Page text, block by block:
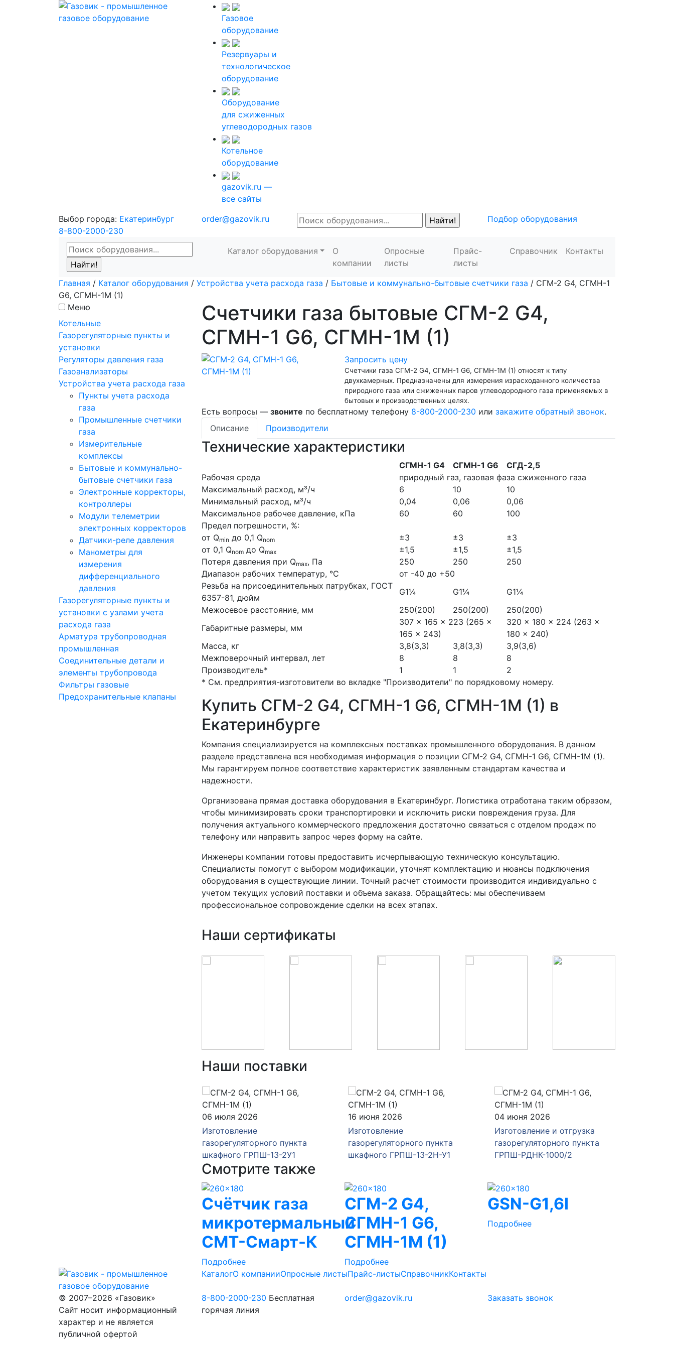
Газовое
оборудование
Резервуары и
технологическое
оборудование
Оборудование
для сжиженных
углеводородных газов
Котельное
оборудование
gazovik.ru —
все сайты
Выбор города: Екатеринбург
8-800-2000-230
order@gazovik.ru Подбор оборудования
Каталог оборудования
О
компании
Опросные
листы
Прайс-
листы
Справочник Контакты
Главная / Каталог оборудования / Устройства учета расхода газа / Бытовые и коммунально-бытовые счетчики газа / СГМ-2 G4, СГМН-1
G6, СГМН-1М (1)
Меню
Котельные
Газорегуляторные пункты и
установки
Регуляторы давления газа
Газоанализаторы
Устройства учета расхода газа
Пункты учета расхода
газа
Промышленные счетчики
газа
Измерительные
комплексы
Бытовые и коммунально-
бытовые счетчики газа
Электронные корректоры,
контроллеры
Модули телеметрии
электронных корректоров
Датчики-реле давления
Манометры для
измерения
дифференциального
давления
Газорегуляторные пункты и
установки с узлами учета
расхода газа
Арматура трубопроводная
промышленная
Соединительные детали и
элементы трубопровода
Фильтры газовые
Предохранительные клапаны
Счетчики газа бытовые СГМ-2 G4,
СГМН-1 G6, СГМН-1М (1)
Запросить цену
Счетчики газа СГМ-2 G4, СГМН-1 G6, СГМН-1М (1) относят к типу
двухкамерных. Предназначены для измерения израсходанного количества
природного газа или сжиженных паров углеводородного газа применяемых в
бытовых и производственных целях.
Есть вопросы — звоните по бесплатному телефону 8-800-2000-230 или закажите обратный звонок.
Описание
Производители
Технические характеристики
СГМН-1 G4 СГМН-1 G6
СГД-2,5
Рабочая среда
природный газ, газовая фаза сжиженного газа
Максимальный расход, м³/ч
6 10
10
Минимальный расход, м³/ч
0,04 0,06
0,06
Максимальное рабочее давление, кПа
60 60
100
Предел погрешности, %:
от Qmin до 0,1 Qnom ±3 ±3
±3
от 0,1 Qnom до Qmax ±1,5 ±1,5
±1,5
Потеря давления при Qmax, Па 250 250
250
Диапазон рабочих температур, °С
от -40 до +50
Резьба на присоединительных патрубках, ГОСТ
6357-81, дюйм
G1¼ G1¼
G1¼
Межосевое расстояние, мм
250(200) 250(200)
250(200)
Габаритные размеры, мм
307 × 165 × 223 (265 ×
165 × 243)
320 × 180 × 224 (263 ×
180 × 240)
Масса, кг
3,8(3,3) 3,8(3,3)
3,9(3,6)
Межповерочный интервал, лет
8 8
8
Производитель*
1 1
2
* См. предприятия-изготовители во вкладке "Производители" по порядковому номеру.
Купить СГМ-2 G4, СГМН-1 G6, СГМН-1М (1) в
Екатеринбурге
Компания специализируется на комплексных поставках промышленного оборудования. В данном
разделе представлена вся необходимая информация о позиции СГМ-2 G4, СГМН-1 G6, СГМН-1М (1).
Мы гарантируем полное соответствие характеристик заявленным стандартам качества и
надежности.
Организована прямая доставка оборудования в Екатеринбург. Логистика отработана таким образом,
чтобы минимизировать сроки транспортировки и исключить риски повреждения груза. Для
получения актуального коммерческого предложения достаточно связаться с отделом продаж по
телефону или направить запрос через форму на сайте.
Инженеры компании готовы предоставить исчерпывающую техническую консультацию.
Специалисты помогут с выбором модификации, уточнят комплектацию и нюансы подключения
оборудования в существующие линии. Точный расчет стоимости производится индивидуально с
учетом текущих условий поставки и объема заказа. Обращайтесь: мы обеспечиваем
профессиональное сопровождение сделки на всех этапах.
Наши сертификаты
Наши поставки
06 июля 2026
Изготовление
газорегуляторного пункта
шкафного ГРПШ-13-2У1
16 июня 2026
Изготовление
газорегуляторного пункта
шкафного ГРПШ-13-2Н-У1
04 июня 2026
Изготовление и отгрузка
газорегуляторного пункта
ГРПШ-РДНК-1000/2
Смотрите также
Счётчик газа
микротермальный
СМТ-Смарт-К
Подробнее
СГМ-2 G4,
СГМН-1 G6,
СГМН-1М (1)
Подробнее
GSN-G1,6I
Подробнее
КаталогО компанииОпросные листыПрайс-листыСправочникКонтакты
© 2007–2026 «Газовик»
Сайт носит информационный
характер и не является
публичной офертой
8-800-2000-230 Бесплатная
горячая линия
order@gazovik.ru Заказать звонок